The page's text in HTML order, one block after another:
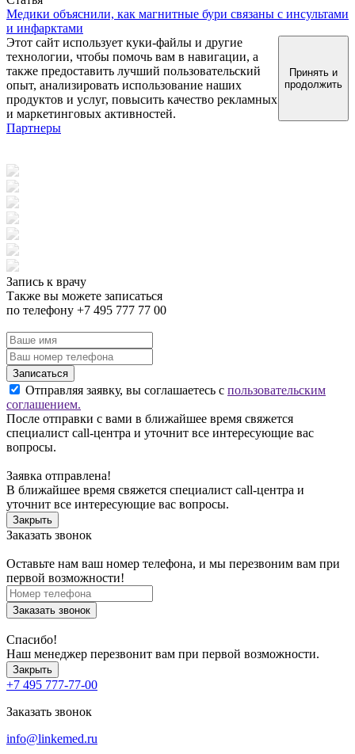
Медики объяснили, как магнитные бури связаны с инсультами
и инфарктами
Этот сайт использует куки-файлы и другие
технологии, чтобы помочь вам в навигации, а
также предоставить лучший пользовательский
опыт, анализировать использование наших
продуктов и услуг, повысить качество рекламных
и маркетинговых активностей.
Принять и
продолжить
Партнеры
Запись к врачу
Также вы можете записаться
по телефону +7 495 777 77 00
Записаться
Отправляя заявку, вы соглашаетесь с пользовательским
соглашением.
После отправки с вами в ближайшее время свяжется
специалист call-центра и уточнит все интересующие вас
вопросы.
Заявка отправлена!
В ближайшее время свяжется специалист call-центра и
уточнит все интересующие вас вопросы.
Закрыть
Заказать звонок
Оставьте нам ваш номер телефона, и мы перезвоним вам при
первой возможности!
Заказать звонок
Спасибо!
Наш менеджер перезвонит вам при первой возможности.
Закрыть
+7 495 777-77-00
Заказать звонок
info@linkemed.ru